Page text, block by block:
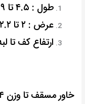
طول : ۴.۵ تا ۵.۹
عرض : ۲ تا ۲.۲
ارتفاع کف تا لبه از